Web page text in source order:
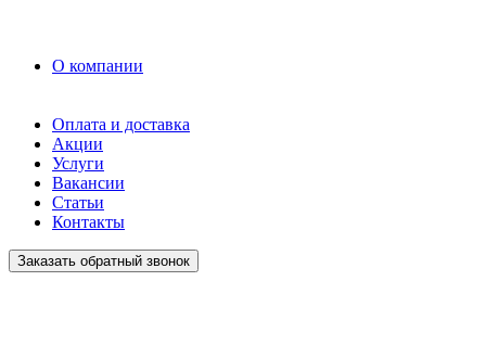
О компании
Оплата и доставка
Акции
Услуги
Вакансии
Статьи
Контакты
Заказать обратный звонок